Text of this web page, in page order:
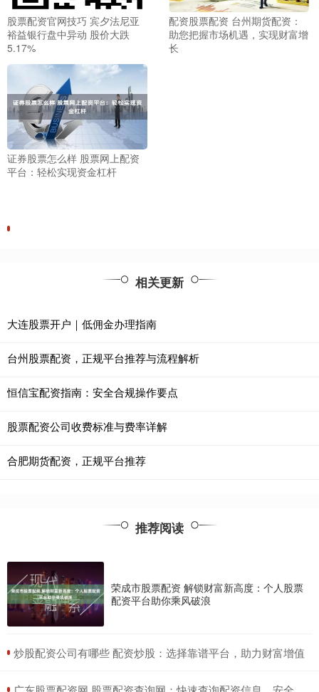
股票配资官网技巧 宾夕法尼亚
裕益银行盘中异动 股价大跌
5.17%
配资股票配资 台州期货配资：
助您把握市场机遇，实现财富增
长
证券股票怎么样 股票网上配资
平台：轻松实现资金杠杆
相关更新
大连股票开户｜低佣金办理指南
台州股票配资，正规平台推荐与流程解析
恒信宝配资指南：安全合规操作要点
股票配资公司收费标准与费率详解
合肥期货配资，正规平台推荐
推荐阅读
荣成市股票配资 解锁财富新高度：个人股票
配资平台助你乘风破浪
​炒股配资公司有哪些 配资炒股：选择靠谱平台，助力财富增值